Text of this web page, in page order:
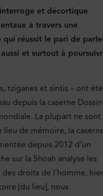
et décortique
à travers une
réussit le pari de
et surtout à
tziganes et sintis – ont été
depuis la caserne Dossin
La plupart ne sont
lieu de mémoire, la
depuis 2012 d’un
sur la Shoah analyse les
droits de l’homme, hier
[du lieu], nous